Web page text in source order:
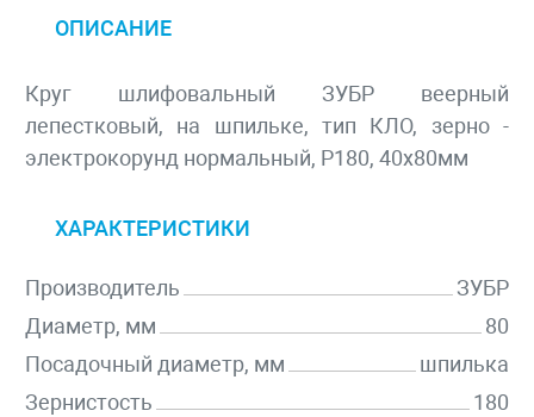
ОПИСАНИЕ
Круг шлифовальный ЗУБР веерный
лепестковый, на шпильке, тип КЛО, зерно -
электрокорунд нормальный, P180, 40х80мм
ХАРАКТЕРИСТИКИ
Производитель
ЗУБР
Диаметр, мм
80
Посадочный диаметр, мм
шпилька
Зернистость
180